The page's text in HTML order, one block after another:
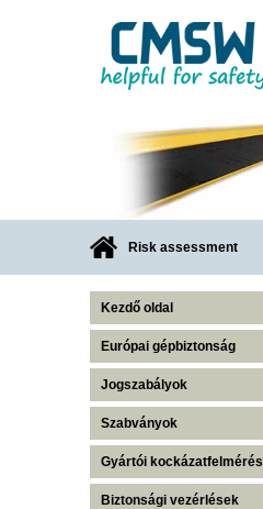
Risk assessment
Kezdő oldal
Európai gépbiztonság
Jogszabályok
Szabványok
Gyártói kockázatfelmérés
Biztonsági vezérlések